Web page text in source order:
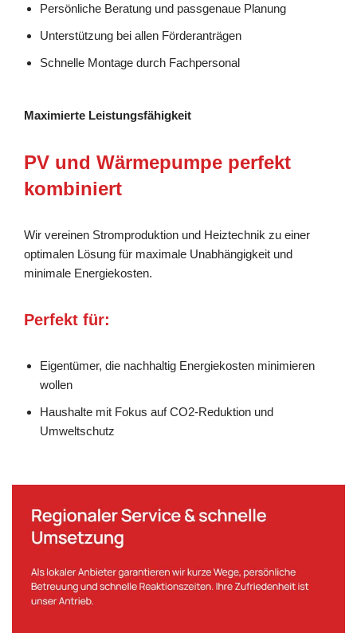
Persönliche Beratung und passgenaue Planung
Unterstützung bei allen Förderanträgen
Schnelle Montage durch Fachpersonal
Maximierte Leistungsfähigkeit
PV und Wärmepumpe perfekt
kombiniert
Wir vereinen Stromproduktion und Heiztechnik zu einer
optimalen Lösung für maximale Unabhängigkeit und
minimale Energiekosten.
Perfekt für:
Eigentümer, die nachhaltig Energiekosten minimieren
wollen
Haushalte mit Fokus auf CO2-Reduktion und
Umweltschutz